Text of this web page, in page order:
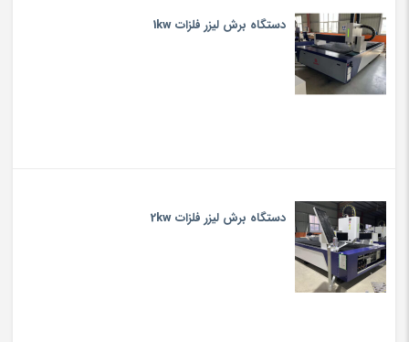
دستگاه برش لیزر فلزات 1kw
دستگاه برش لیزر فلزات 2kw